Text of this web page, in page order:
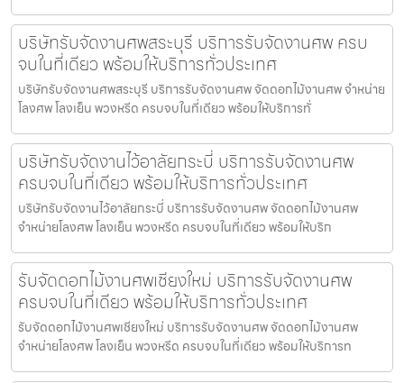
บริษัทรับจัดงานศพสระบุรี บริการรับจัดงานศพ ครบ
จบในที่เดียว พร้อมให้บริการทั่วประเทศ
บริษัทรับจัดงานศพสระบุรี บริการรับจัดงานศพ จัดดอกไม้งานศพ จำหน่าย
โลงศพ โลงเย็น พวงหรีด ครบจบในที่เดียว พร้อมให้บริการทั่
บริษัทรับจัดงานไว้อาลัยกระบี่ บริการรับจัดงานศพ
ครบจบในที่เดียว พร้อมให้บริการทั่วประเทศ
บริษัทรับจัดงานไว้อาลัยกระบี่ บริการรับจัดงานศพ จัดดอกไม้งานศพ
จำหน่ายโลงศพ โลงเย็น พวงหรีด ครบจบในที่เดียว พร้อมให้บริก
รับจัดดอกไม้งานศพเชียงใหม่ บริการรับจัดงานศพ
ครบจบในที่เดียว พร้อมให้บริการทั่วประเทศ
รับจัดดอกไม้งานศพเชียงใหม่ บริการรับจัดงานศพ จัดดอกไม้งานศพ
จำหน่ายโลงศพ โลงเย็น พวงหรีด ครบจบในที่เดียว พร้อมให้บริการท